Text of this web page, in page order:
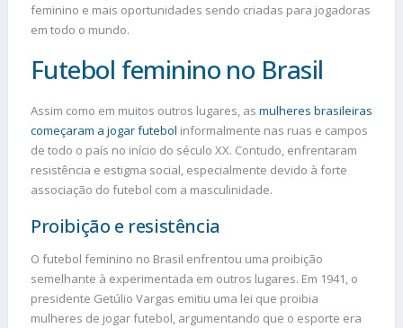
feminino e mais oportunidades sendo criadas para jogadoras
em todo o mundo.
Futebol feminino no Brasil
Assim como em muitos outros lugares, as mulheres brasileiras
começaram a jogar futebol informalmente nas ruas e campos
de todo o país no início do século XX. Contudo, enfrentaram
resistência e estigma social, especialmente devido à forte
associação do futebol com a masculinidade.
Proibição e resistência
O futebol feminino no Brasil enfrentou uma proibição
semelhante à experimentada em outros lugares. Em 1941, o
presidente Getúlio Vargas emitiu uma lei que proibia
mulheres de jogar futebol, argumentando que o esporte era